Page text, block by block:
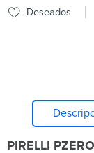
Deseados
PIRELLI